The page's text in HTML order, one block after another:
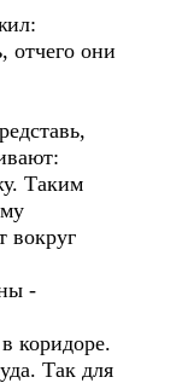
они
Таким
вокруг
-
коридоре.
Так для